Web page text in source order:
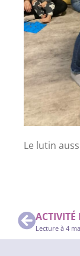
Le lutin
Lecture à 4